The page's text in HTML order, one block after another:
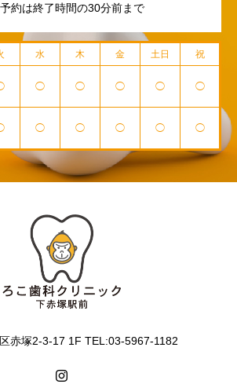
約は終了時間の30分前まで
水 木 金 土日 祝
◯ ◯ ◯ ◯ ◯
◯ ◯ ◯ ◯ ◯
赤塚2-3-17 1F TEL:03-5967-1182